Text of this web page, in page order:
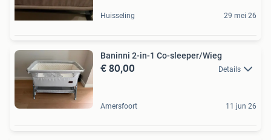
Huisseling 29 mei 26
Baninni 2-in-1 Co-sleeper/Wieg
€ 80,00 Details
Amersfoort 11 jun 26